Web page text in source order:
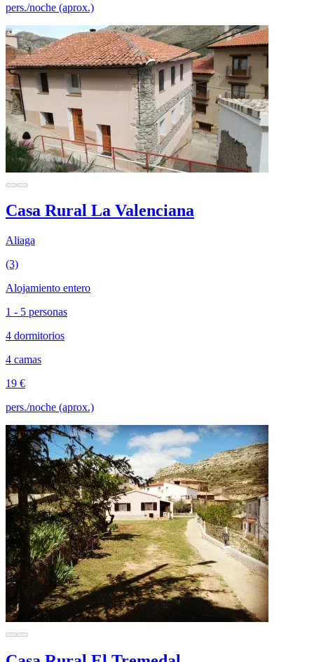
pers./noche (aprox.)
Casa Rural La Valenciana
Aliaga
(3)
Alojamiento entero
1 - 5 personas
4 dormitorios
4 camas
19 €
pers./noche (aprox.)